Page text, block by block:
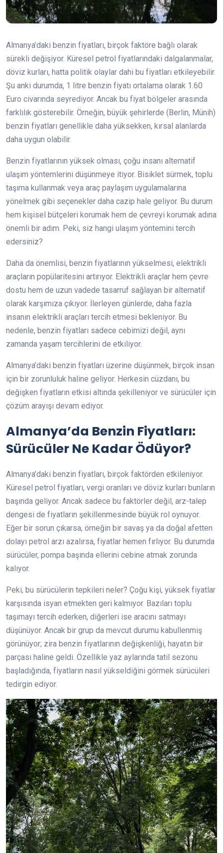
Almanya’daki benzin fiyatları, birçok faktöre bağlı olarak
sürekli değişiyor. Küresel petrol fiyatlarındaki dalgalanmalar,
döviz kurları, hatta politik olaylar dahi bu fiyatları etkileyebilir.
Şu anki durumda, 1 litre benzin fiyatı ortalama olarak 1.60
Euro civarında seyrediyor. Ancak bu fiyat bölgeler arasında
farklılık gösterebilir. Örneğin, büyük şehirlerde (Berlin, Münih)
benzin fiyatları genellikle daha yüksekken, kırsal alanlarda
daha uygun olabilir.
Benzin fiyatlarının yüksek olması, çoğu insanı alternatif
ulaşım yöntemlerini düşünmeye itiyor. Bisiklet sürmek, toplu
taşıma kullanmak veya araç paylaşım uygulamalarına
yönelmek gibi seçenekler daha cazip hale geliyor. Bu durum
hem kişisel bütçeleri korumak hem de çevreyi korumak adına
önemli bir adım. Peki, siz hangi ulaşım yöntemini tercih
edersiniz?
Daha da önemlisi, benzin fiyatlarının yükselmesi, elektrikli
araçların popülaritesini artırıyor. Elektrikli araçlar hem çevre
dostu hem de uzun vadede tasarruf sağlayan bir alternatif
olarak karşımıza çıkıyor. İlerleyen günlerde, daha fazla
insanın elektrikli araçları tercih etmesi bekleniyor. Bu
nedenle, benzin fiyatları sadece cebimizi değil, aynı
zamanda yaşam tercihlerini de etkiliyor.
Almanya’daki benzin fiyatları üzerine düşünmek, birçok insan
için bir zorunluluk haline geliyor. Herkesin cüzdanı, bu
değişken fiyatların etkisi altında şekilleniyor ve sürücüler için
çözüm arayışı devam ediyor.
Almanya’da Benzin Fiyatları:
Sürücüler Ne Kadar Ödüyor?
Almanya’daki benzin fiyatları, birçok faktörden etkileniyor.
Küresel petrol fiyatları, vergi oranları ve döviz kurları bunların
başında geliyor. Ancak sadece bu faktörler değil, arz-talep
dengesi de fiyatların şekillenmesinde büyük rol oynuyor.
Eğer bir sorun çıkarsa, örneğin bir savaş ya da doğal afetten
dolayı petrol arzı azalırsa, fiyatlar hemen fırlıyor. Bu durumda
sürücüler, pompa başında ellerini cebine atmak zorunda
kalıyor.
Peki, bu sürücülerin tepkileri neler? Çoğu kişi, yüksek fiyatlar
karşısında isyan etmekten geri kalmıyor. Bazıları toplu
taşımayı tercih ederken, diğerleri ise aracını satmayı
düşünüyor. Ancak bir grup da mevcut durumu kabullenmiş
görünüyor; zira benzin fiyatlarının değişkenliği, hayatın bir
parçası haline geldi. Özellikle yaz aylarında tatil sezonu
başladığında, fiyatların nasıl yükseldiğini görmek sürücüleri
tedirgin ediyor.